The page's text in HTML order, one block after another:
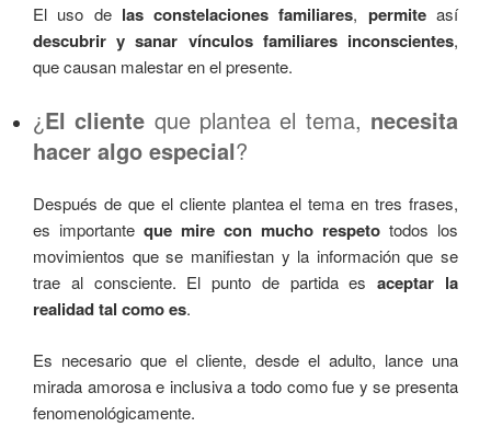
El uso de las constelaciones familiares, permiteasí
descubrir y sanar vínculos familiares inconscientes,
que causan malestar en el presente.
¿El cliente que plantea el tema, necesita
hacer algo especial?
Después de que el cliente plantea el tema en tres frases,
es importante que mire con mucho respeto todos los
movimientos que se manifiestan y la información que se
trae al consciente. El punto de partida esaceptar la
realidad tal como es.
Es necesario que el cliente, desde el adulto, lance una
mirada amorosa e inclusiva a todo como fue y se presenta
fenomenológicamente.